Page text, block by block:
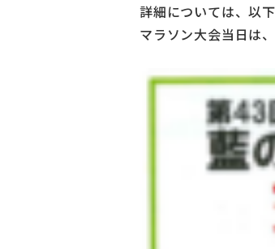
詳細については、以
マラソン大会当日は